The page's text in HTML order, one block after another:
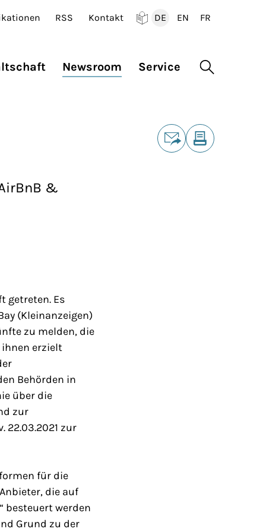
RSS Kontakt
DE
EN
FR
Newsroom Service Suche
&
getreten. Es
(Kleinanzeigen)
zu melden, die
erzielt
Behörden in
über die
zur
22.03.2021 zur
für die
die auf
besteuert werden
Grund zu der